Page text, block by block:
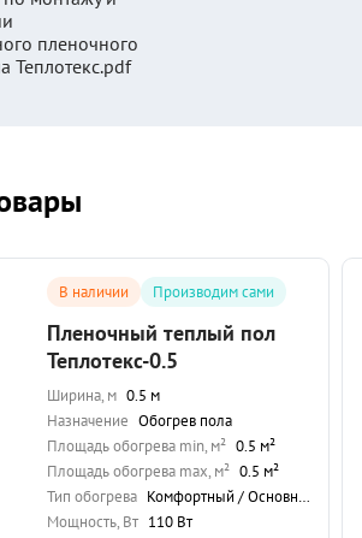
пленочного
Теплотекс.pdf
В наличии Производим сами
Пленочный теплый пол
Теплотекс-0.5
Ширина, м 0.5 м
Назначение Обогрев пола
Площадь обогрева min, м² 0.5 м²
Площадь обогрева max, м² 0.5 м²
Тип обогрева Комфортный / Основной
Мощность, Вт 110 Вт